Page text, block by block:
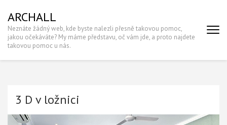
content
(Press
ARCHALL
Neznáte žádný web, kde byste nalezli přesně takovou pomoc,
jakou očekáváte? My máme představu, oč vám jde, a proto najdete
takovou pomoc u nás.
3 D v ložnici